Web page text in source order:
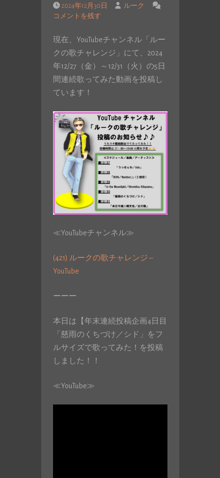
2024年12月30日
ルーク
コメントを残す
現在、YouTubeチャンネル「ルー
クの歌チャレンジ」にて、2024
年12/27（金）～12/31（火）の5日
間連続歌ってみた動画を投稿し
ています！
≪YouTubeチャンネル≫
(421) ルークの歌チャレンジ –
YouTube
ーーー
本日は【年末連続投稿企画4日目
「慈雨のくちづけ／シド」をフ
ルサイズで歌ってみた！を投稿
しました！！
≪YouTube≫